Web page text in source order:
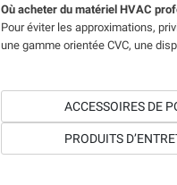
Où acheter du matériel HVAC
Pour éviter les approximations,
une gamme orientée CVC, une
ACCESSOIRES DE
PRODUITS